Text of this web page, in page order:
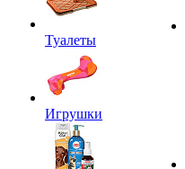
Туалеты
Игрушки